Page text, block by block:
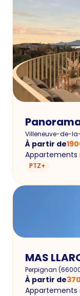
Villeneuve-de-
À partir de
Appartements
PTZ+
MAS
Perpignan (
À partir de
Appartements